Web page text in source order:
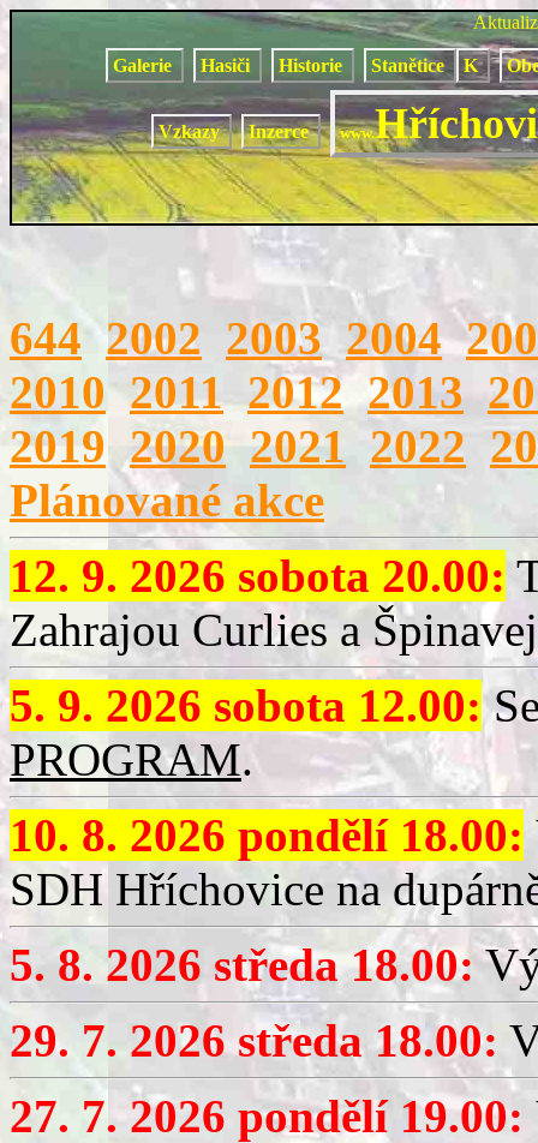
Galerie Hasiči Historie Stanětice K
Vzkazy Inzerce www.
644 2002 2003 2004
2010 2011 2012 2013
2019 2020 2021 2022
Plánované akce
12. 9. 2026 sobota 20.00:
Zahrajou Curlies a
5. 9. 2026 sobota 12.00:
PROGRAM.
10. 8. 2026 pondělí 18.00:
SDH Hříchovice na
5. 8. 2026 středa 18.00:
29. 7. 2026 středa 18.00:
27. 7. 2026 pondělí 19.00: